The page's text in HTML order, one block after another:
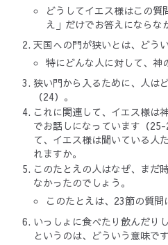
どうしてイエス様はこの質
え」だけでお答えにならな
天国への門が狭いとは、どう
特にどんな人に対して、神
狭い門から入るために、人は
（24）。
これに関連して、イエス様は
でお話しになっています（
て、イエス様は聞いている人
れますか。
このたとえの人はなぜ、まだ
なかったのでしょう。
このたとえは、23節の質問
いっしょに食べたり飲んだり
というのは、どういう意味です